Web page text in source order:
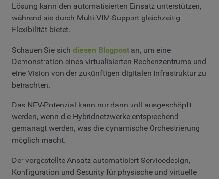
Lösung kann den automatisierten Einsatz unterstützen,
während sie durch Multi-VIM-Support gleichzeitig
Flexibilität bietet.
Schauen Sie sich diesen Blogpost an, um eine
Demonstration eines virtualisierten Rechenzentrums und
eine Vision von der zukünftigen digitalen Infrastruktur zu
betrachten.
Das NFV-Potenzial kann nur dann voll ausgeschöpft
werden, wenn die Hybridnetzwerke entsprechend
gemanagt werden, was die dynamische Orchestrierung
möglich macht.
Der vorgestellte Ansatz automatisiert Servicedesign,
Konfiguration und Security für physische und virtuelle